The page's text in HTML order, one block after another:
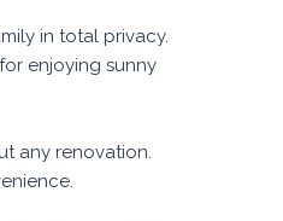
in total privacy.
enjoying sunny
any renovation.